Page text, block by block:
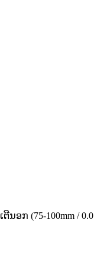
ນອກ (75-100mm /